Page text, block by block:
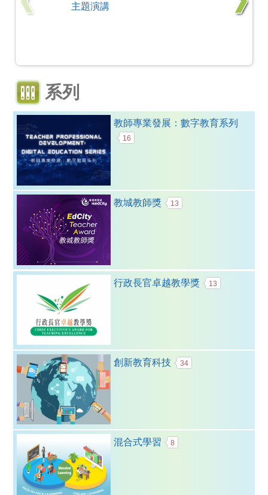
主題演講
系列
教師專業發展：數字教育系列
16
教城教師獎 13
行政長官卓越教學獎 13
創新教育科技 34
混合式學習 8